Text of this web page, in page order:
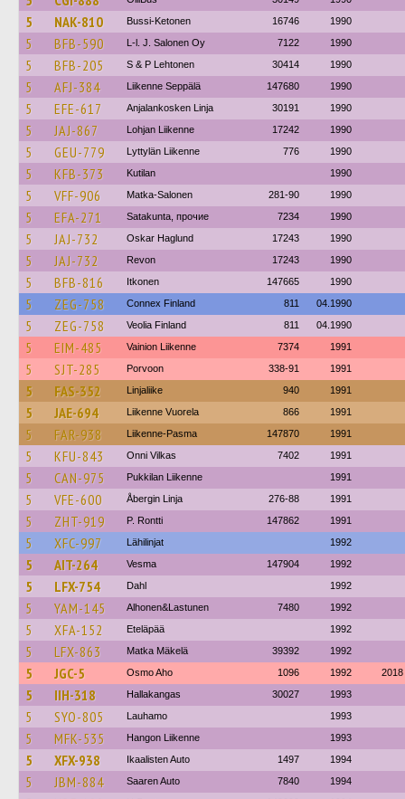
5 NAK-810 Bussi-Ketonen 16746 1990
5 BFB-590 L-l. J. Salonen Oy 7122 1990
5 BFB-205 S & P Lehtonen 30414 1990
5 AFJ-384 Liikenne Seppälä 147680 1990
5 EFE-617 Anjalankosken Linja 30191 1990
5 JAJ-867 Lohjan Liikenne 17242 1990
5 GEU-779 Lyttylän Liikenne 776 1990
5 KFB-373 Kutilan 1990
5 VFF-906 Matka-Salonen 281-90 1990
5 EFA-271 Satakunta, прочие 7234 1990
5 JAJ-732 Oskar Haglund 17243 1990
5 JAJ-732 Revon 17243 1990
5 BFB-816 Itkonen 147665 1990
5 ZEG-758 Connex Finland 811 04.1990
5 ZEG-758 Veolia Finland 811 04.1990
5 EIM-485 Vainion Liikenne 7374 1991
5 SJT-285 Porvoon 338-91 1991
5 FAS-352 Linjaliike 940 1991
5 JAE-694 Liikenne Vuorela 866 1991
5 FAR-938 Liikenne-Pasma 147870 1991
5 KFU-843 Onni Vilkas 7402 1991
5 CAN-975 Pukkilan Liikenne 1991
5 VFE-600 Åbergin Linja 276-88 1991
5 ZHT-919 P. Rontti 147862 1991
5 XFC-997 Lähilinjat 1992
5 AIT-264 Vesma 147904 1992
5 LFX-754 Dahl 1992
5 YAM-145 Alhonen&Lastunen 7480 1992
5 XFA-152 Eteläpää 1992
5 LFX-863 Matka Mäkelä 39392 1992
5 JGC-5 Osmo Aho 1096 1992 2018
5 IIH-318 Hallakangas 30027 1993
5 SYO-805 Lauhamo 1993
5 MFK-535 Hangon Liikenne 1993
5 XFX-938 Ikaalisten Auto 1497 1994
5 JBM-884 Saaren Auto 7840 1994